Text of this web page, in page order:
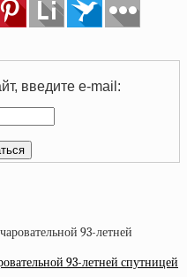
введите e-mail:
93-летней спутницей